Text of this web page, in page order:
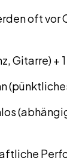
oft vor
Gitarre) +